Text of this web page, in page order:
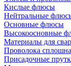
Кислые флюсы
Нейтральные
Основные флюсы
Высокоосновные
Материалы для
Проволока
Присадочные